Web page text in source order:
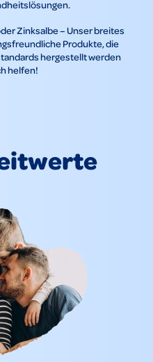
Zinksalbe – Unser breites
Produkte, die
hergestellt werden
helfen!